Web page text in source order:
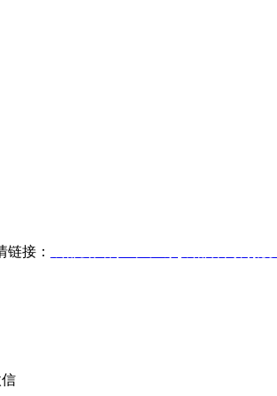
链接：